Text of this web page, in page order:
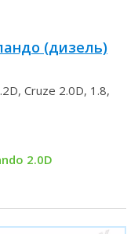
(дизель)
Cruze 2.0D, 1.8,
2.0D